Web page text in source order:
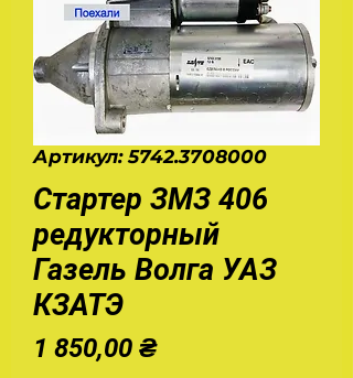
Артикул: 5742.3708000
Стартер ЗМЗ 406
редукторный
Газель Волга УАЗ
КЗАТЭ
1 850,00 ₴Ціна